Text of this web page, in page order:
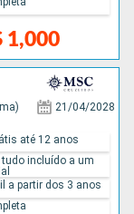
1,000
21/04/2028
até 12 anos
incluído a um
a partir dos 3 anos